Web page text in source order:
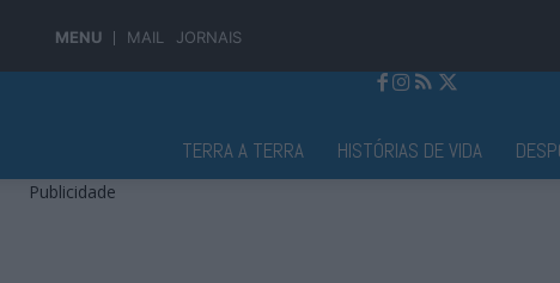
MENU MAIL JORNAIS
TERRA A TERRA HISTÓRIAS DE VIDA
Publicidade